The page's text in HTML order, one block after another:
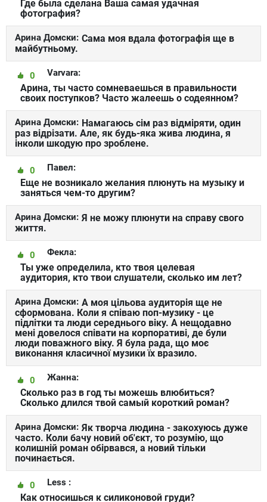
Где была сделана Ваша самая удачная
фотография?
Арина Домски: Сама моя вдала фотографія ще в
майбутньому.
Varvara:
0
Арина, ты часто сомневаешься в правильности
своих поступков? Часто жалеешь о содеянном?
Арина Домски: Намагаюсь сім раз відміряти, один
раз відрізати. Але, як будь-яка жива людина, я
інколи шкодую про зроблене.
Павел:
0
Еще не возникало желания плюнуть на музыку и
заняться чем-то другим?
Арина Домски: Я не можу плюнути на справу свого
життя.
Фекла:
0
Ты уже определила, кто твоя целевая
аудитория, кто твои слушатели, сколько им лет?
Арина Домски: А моя цільова аудиторія ще не
сформована. Коли я співаю поп-музику - це
підлітки та люди середнього віку. А нещодавно
мені довелося співати на корпоративі, де були
люди поважного віку. Я була рада, що моє
виконання класичної музики їх вразило.
Жанна:
0
Сколько раз в год ты можешь влюбиться?
Сколько длился твой самый короткий роман?
Арина Домски: Як творча людина - закохуюсь дуже
часто. Коли бачу новий об'єкт, то розумію, що
колишній роман обірвався, а новий тільки
починається.
Less :
0
Как относишься к силиконовой груди?